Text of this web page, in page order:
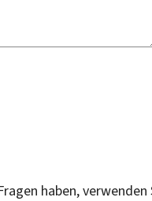
haben,